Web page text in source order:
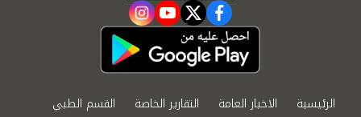
facebook
twitter
youtube
instagram
الرئيسية الاخبار العامة التقارير الخاصة
القسم الطبي